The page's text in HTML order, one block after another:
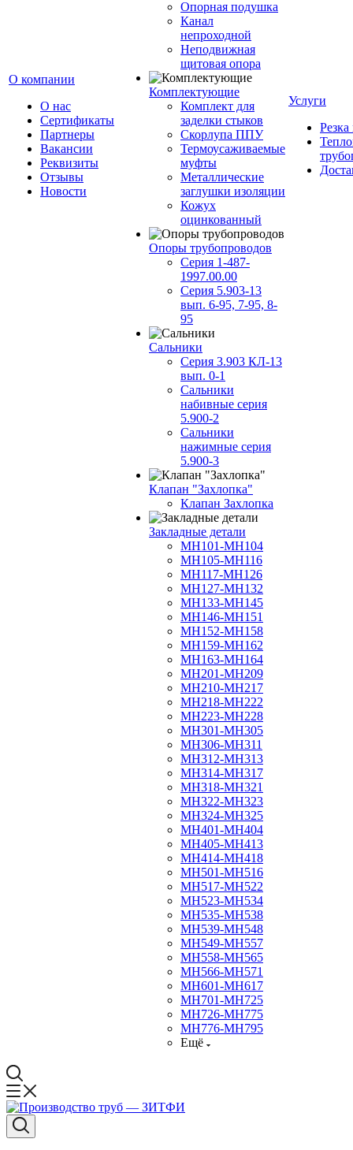
О компании
О нас
Сертификаты
Партнеры
Вакансии
Реквизиты
Отзывы
Новости
Опорная подушка
Канал
непроходной
Неподвижная
щитовая опора
Комплектующие
Комплект для
заделки стыков
Скорлупа ППУ
Термоусаживаемые
муфты
Металлические
заглушки изоляции
Кожух
оцинкованный
Опоры трубопроводов
Серия 1-487-
1997.00.00
Серия 5.903-13
вып. 6-95, 7-95, 8-
95
Сальники
Серия 3.903 КЛ-13
вып. 0-1
Сальники
набивные серия
5.900-2
Сальники
нажимные серия
5.900-3
Клапан "Захлопка"
Клапан Захлопка
Закладные детали
МН101-МН104
МН105-МН116
МН117-МН126
МН127-МН132
МН133-МН145
МН146-МН151
МН152-МН158
МН159-МН162
МН163-МН164
МН201-МН209
МН210-МН217
МН218-МН222
МН223-МН228
МН301-МН305
МН306-МН311
МН312-МН313
МН314-МН317
МН318-МН321
МН322-МН323
МН324-МН325
МН401-МН404
МН405-МН413
МН414-МН418
МН501-МН516
МН517-МН522
МН523-МН534
МН535-МН538
МН539-МН548
МН549-МН557
МН558-МН565
МН566-МН571
МН601-МН617
МН701-МН725
МН726-МН775
МН776-МН795
Ещё
Услуги
Резка